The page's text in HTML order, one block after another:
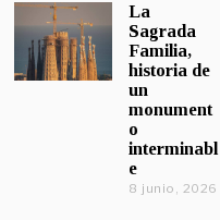
La
Sagrada
Familia,
historia de
un
monument
o
interminabl
e
8 junio, 2026